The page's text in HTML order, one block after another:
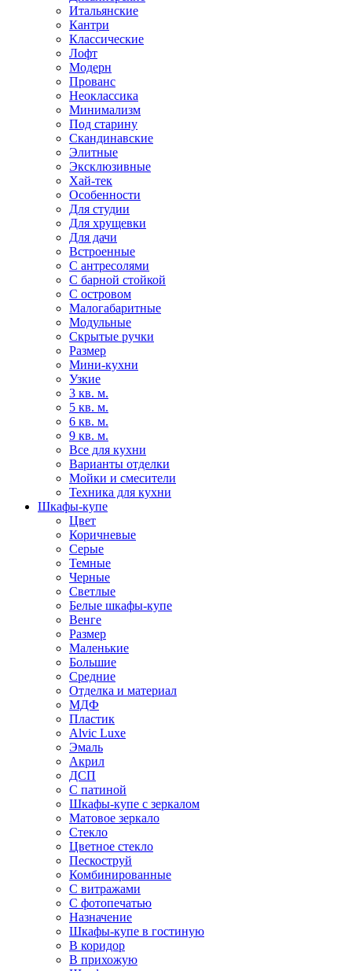
Итальянские
Кантри
Классические
Лофт
Модерн
Прованс
Неоклассика
Минимализм
Под старину
Скандинавские
Элитные
Эксклюзивные
Хай-тек
Особенности
Для студии
Для хрущевки
Для дачи
Встроенные
С антресолями
С барной стойкой
С островом
Малогабаритные
Модульные
Скрытые ручки
Размер
Мини-кухни
Узкие
3 кв. м.
5 кв. м.
6 кв. м.
9 кв. м.
Все для кухни
Варианты отделки
Мойки и смесители
Техника для кухни
Шкафы-купе
Цвет
Коричневые
Серые
Темные
Черные
Светлые
Белые шкафы-купе
Венге
Размер
Маленькие
Большие
Средние
Отделка и материал
МДФ
Пластик
Alvic Luxe
Эмаль
Акрил
ДСП
С патиной
Шкафы-купе с зеркалом
Матовое зеркало
Стекло
Цветное стекло
Пескоструй
Комбинированные
С витражами
С фотопечатью
Назначение
Шкафы-купе в гостиную
В коридор
В прихожую